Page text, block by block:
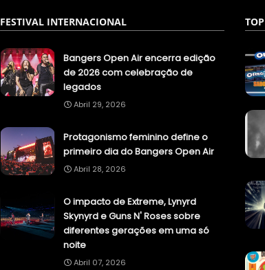
FESTIVAL INTERNACIONAL
Bangers Open Air encerra edição
de 2026 com celebração de
legados
Abril 29, 2026
Protagonismo feminino define o
primeiro dia do Bangers Open Air
Abril 28, 2026
O impacto de Extreme, Lynyrd
Skynyrd e Guns N' Roses sobre
diferentes gerações em uma só
noite
Abril 07, 2026